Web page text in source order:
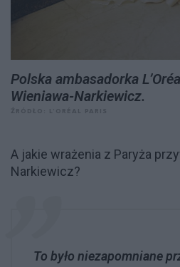
Polska ambasadorka
Wieniawa-Narkiewicz.
A jakie wrażenia z Paryża
Narkiewicz?
To było niezapomniane